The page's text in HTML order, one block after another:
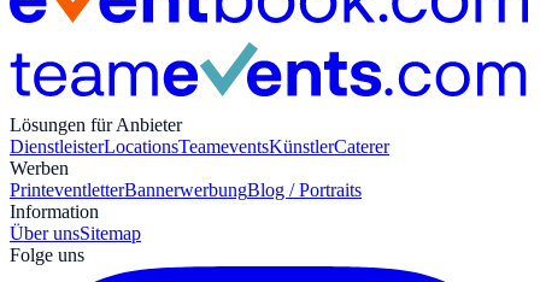
Lösungen für Anbieter
DienstleisterLocationsTeameventsKünstlerCaterer
Werben
PrinteventletterBannerwerbungBlog / Portraits
Information
Über unsSitemap
Folge uns